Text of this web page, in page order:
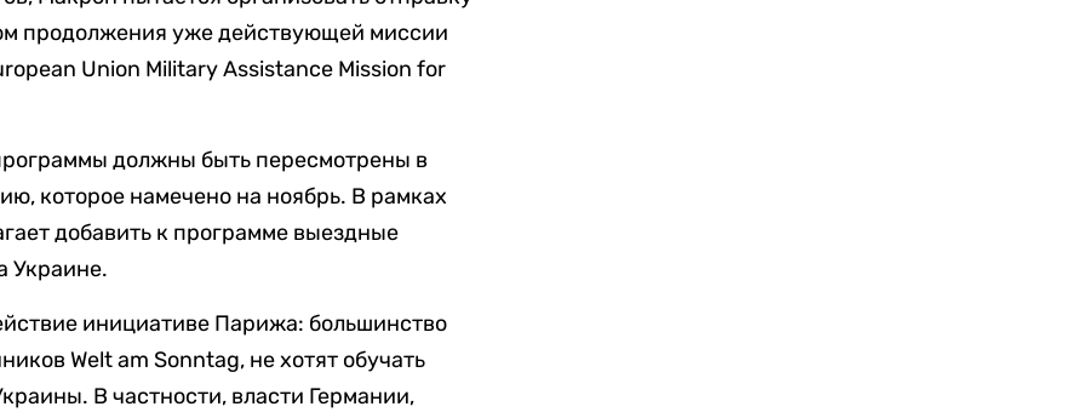
продолжения уже действующей миссии
Union Military Assistance Mission for
должны быть пересмотрены в
которое намечено на ноябрь. В рамках
добавить к программе выездные
Украине.
инициативе Парижа: большинство
Welt am Sonntag, не хотят обучать
В частности, власти Германии,